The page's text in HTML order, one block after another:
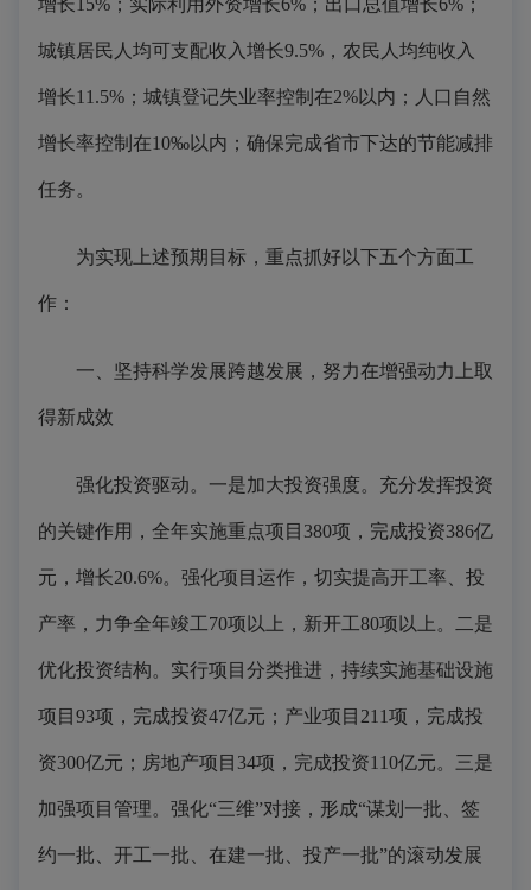
增长15%；实际利用外资增长6%；出口总值增长6%；
城镇居民人均可支配收入增长9.5%，农民人均纯收入
增长11.5%；城镇登记失业率控制在2%以内；人口自然
增长率控制在10‰以内；确保完成省市下达的节能减排
任务。
为实现上述预期目标，重点抓好以下五个方面工
作：
一、坚持科学发展跨越发展，努力在增强动力上取
得新成效
强化投资驱动。一是加大投资强度。充分发挥投资
的关键作用，全年实施重点项目380项，完成投资386亿
元，增长20.6%。强化项目运作，切实提高开工率、投
产率，力争全年竣工70项以上，新开工80项以上。二是
优化投资结构。实行项目分类推进，持续实施基础设施
项目93项，完成投资47亿元；产业项目211项，完成投
资300亿元；房地产项目34项，完成投资110亿元。三是
加强项目管理。强化“三维”对接，形成“谋划一批、签
约一批、开工一批、在建一批、投产一批”的滚动发展